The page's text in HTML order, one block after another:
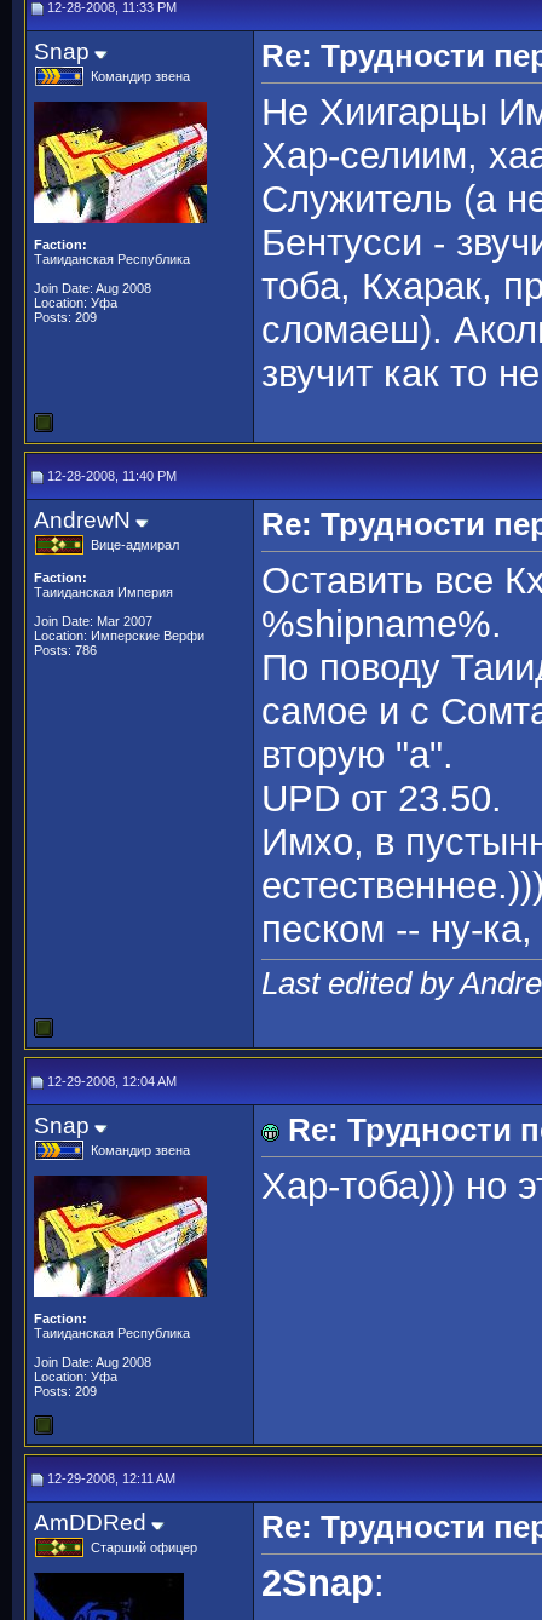
12-28-2008, 11:33 PM
Snap
Командир звена
Faction:
Таииданская Республика
Join Date: Aug 2008
Location: Уфа
Posts: 209
Re: Трудности
Не Хиигарцы
Хар-селиим,
Служитель (а
Бентусси -
тоба, Кхарак,
сломаеш).
звучит как то
12-28-2008, 11:40 PM
AndrewN
Вице-адмирал
Faction:
Таииданская Империя
Join Date: Mar 2007
Location: Имперские Верфи
Posts: 786
Re: Трудности
Оставить все
%shipname%.
По поводу
самое и с
вторую "а".
UPD от 23.50.
Имхо, в
песком -- ну-
Last edited by
12-29-2008, 12:04 AM
Snap
Командир звена
Faction:
Таииданская Республика
Join Date: Aug 2008
Location: Уфа
Posts: 209
Re: Трудности
Хар-тоба))) но
12-29-2008, 12:11 AM
AmDDRed
Старший офицер
Re: Трудности
2Snap: